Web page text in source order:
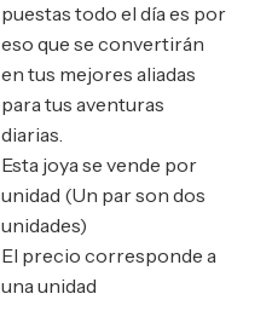
puestas todo el día es por
eso que se convertirán
en tus mejores aliadas
para tus aventuras
diarias.
Esta joya se vende por
unidad (Un par son dos
unidades)
El precio corresponde a
una unidad